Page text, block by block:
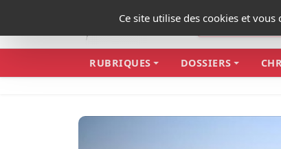
Ce site utilise des cookies et
RUBRIQUES DOSSIERS